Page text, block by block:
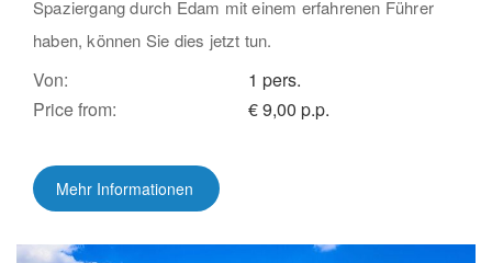
Spaziergang durch Edam mit einem erfahrenen Führer
haben, können Sie dies jetzt tun.
Von:
1 pers.
Price from:
€ 9,00 p.p.
Mehr Informationen